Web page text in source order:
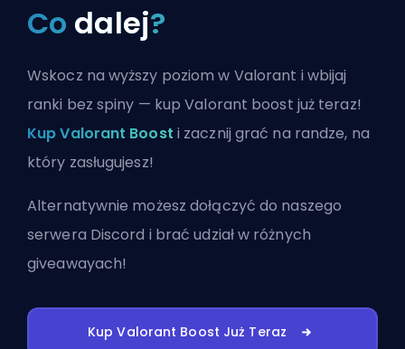
Co dalej?
Wskocz na wyższy poziom w Valorant i wbijaj
ranki bez spiny — kup Valorant boost już teraz!
Kup Valorant Boost i zacznij grać na randze, na
który zasługujesz!
Alternatywnie możeszdołączyć do naszego
serwera Discord i brać udział w różnych
giveawayach!
Kup Valorant Boost Już Teraz